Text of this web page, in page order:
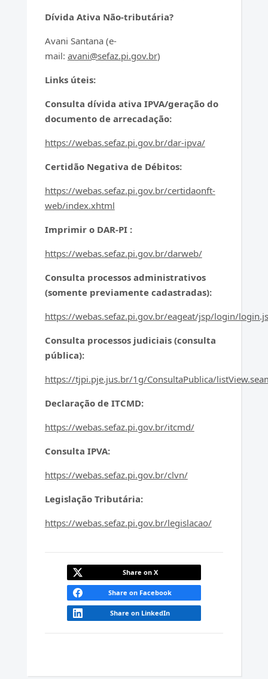
Dívida Ativa Não-tributária?
Avani Santana (e-
mail: avani@sefaz.pi.gov.br)
Links úteis:
Consulta dívida ativa IPVA/geração do
documento de arrecadação:
https://webas.sefaz.pi.gov.br/dar-ipva/
Certidão Negativa de Débitos:
https://webas.sefaz.pi.gov.br/certidaonft-
web/index.xhtml
Imprimir o DAR-PI :
https://webas.sefaz.pi.gov.br/darweb/
Consulta processos administrativos
(somente previamente cadastradas):
https://webas.sefaz.pi.gov.br/eageat/jsp/login/
Consulta processos judiciais (consulta
pública):
https://tjpi.pje.jus.br/1g/ConsultaPublica/
Declaração de ITCMD:
https://webas.sefaz.pi.gov.br/itcmd/
Consulta IPVA:
https://webas.sefaz.pi.gov.br/clvn/
Legislação Tributária:
https://webas.sefaz.pi.gov.br/legislacao/
Share on X
Share on Facebook
Share on LinkedIn